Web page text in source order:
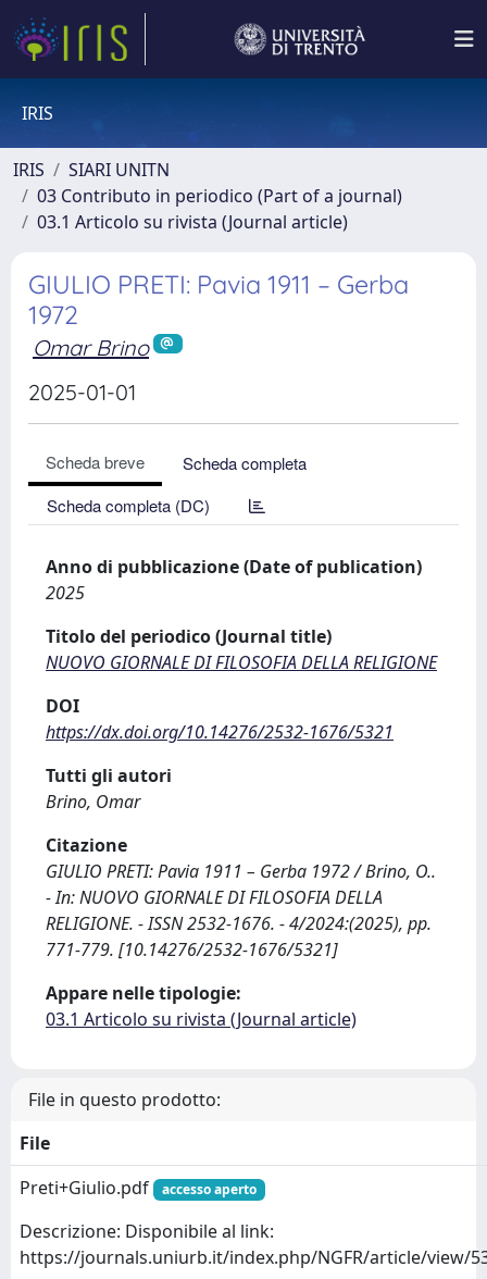
IRIS
IRIS
SIARI UNITN
03 Contributo in periodico (Part of a journal)
03.1 Articolo su rivista (Journal article)
GIULIO PRETI: Pavia 1911 – Gerba
1972
Omar Brino
2025-01-01
Scheda breve
Scheda completa
Scheda completa (DC)
Anno di pubblicazione (Date of publication)
2025
Titolo del periodico (Journal title)
NUOVO GIORNALE DI FILOSOFIA DELLA RELIGIONE
DOI
https://dx.doi.org/10.14276/2532-1676/5321
Tutti gli autori
Brino, Omar
Citazione
GIULIO PRETI: Pavia 1911 – Gerba 1972 / Brino, O..
- In: NUOVO GIORNALE DI FILOSOFIA DELLA
RELIGIONE. - ISSN 2532-1676. - 4/2024:(2025), pp.
771-779. [10.14276/2532-1676/5321]
Appare nelle tipologie:
03.1 Articolo su rivista (Journal article)
File in questo prodotto:
File
Preti+Giulio.pdf
accesso aperto
Descrizione: Disponibile al link:
https://journals.uniurb.it/index.php/NGFR/article/view/